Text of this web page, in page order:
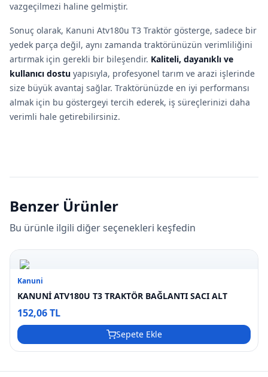
vazgeçilmezi haline gelmiştir.
Sonuç olarak, Kanuni Atv180u T3 Traktör gösterge, sadece bir
yedek parça değil, aynı zamanda traktörünüzün verimliliğini
artırmak için gerekli bir bileşendir. Kaliteli, dayanıklı ve
kullanıcı dostu yapısıyla, profesyonel tarım ve arazi işlerinde
size büyük avantaj sağlar. Traktörünüzde en iyi performansı
almak için bu göstergeyi tercih ederek, iş süreçlerinizi daha
verimli hale getirebilirsiniz.
Benzer Ürünler
Bu ürünle ilgili diğer seçenekleri keşfedin
Kanuni
KANUNİ ATV180U T3 TRAKTÖR BAĞLANTI SACI ALT
152,06 TL
Sepete Ekle